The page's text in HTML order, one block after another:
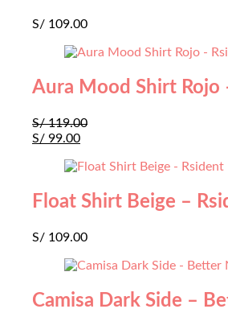
S/ 109.00
Aura Mood Shirt Rojo
S/119.00
S/ 99.00
Float Shirt Beige –
S/ 109.00
Camisa Dark Side –